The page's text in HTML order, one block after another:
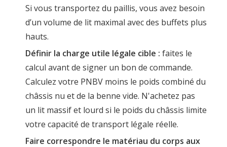
Si vous transportez du paillis, vous avez besoin
d’un volume de lit maximal avec des buffets plus
hauts.
Définir la charge utile légale cible : faites le
calcul avant de signer un bon de commande.
Calculez votre PNBV moins le poids combiné du
châssis nu et de la benne vide. N'achetez pas
un lit massif et lourd si le poids du châssis limite
votre capacité de transport légale réelle.
Faire correspondre le matériau du corps aux